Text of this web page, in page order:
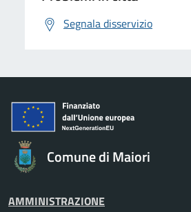
Segnala disservizio
Comune di Maiori
AMMINISTRAZIONE